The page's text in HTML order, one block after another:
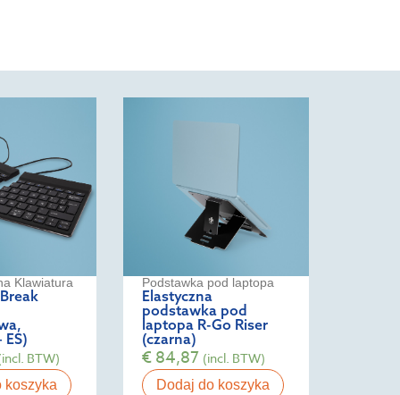
Klawiatura
ES)
BTW)
koszyka
Podstawka pod laptopa
Elastyczna
podstawka pod
laptopa R-Go Riser
(czarna)
€84,87 (incl. BTW)
Dodaj do koszyka